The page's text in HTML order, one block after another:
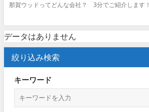
那賀ウッドってどんな会社？ 3分でご紹介します！
データはありません
絞り込み検索
キーワード